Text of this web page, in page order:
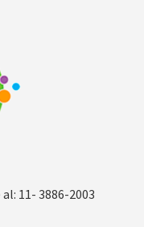
11- 3886-2003